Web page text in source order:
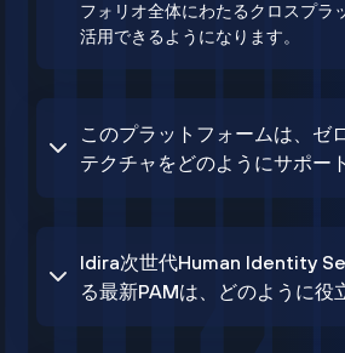
フォリオ全体にわたるクロスプラ
活用できるようになります。
このプラットフォームは、ゼ
テクチャをどのようにサポー
Idira次世代Human Identity
る最新PAMは、どのように役